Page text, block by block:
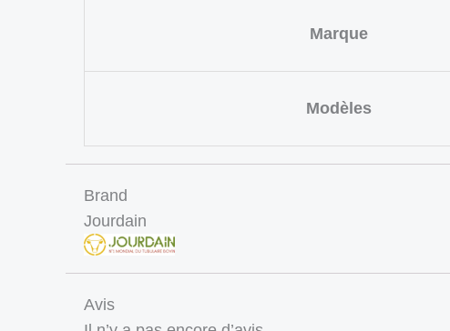
Marque
Modèles
Brand
Jourdain
Avis